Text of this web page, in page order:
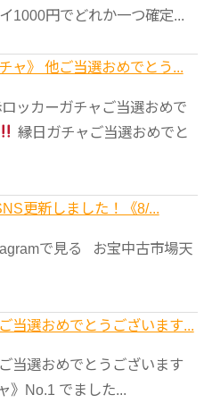
1000円でどれか一つ確定...
ャ》 他ご当選おめでとう...
ッカーガチャご当選おめで
縁日ガチャご当選おめでと
更新しました！《8/...
で見る お宝中古市場天
当選おめでとうございます...
当選おめでとうございます
》No.1 でました...